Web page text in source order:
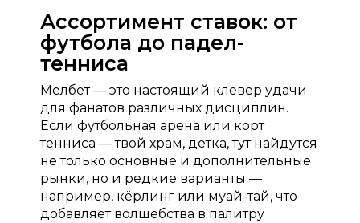
Ассортимент ставок: от
футбола до падел-
тенниса
Мелбет — это настоящий клевер удачи
для фанатов различных дисциплин.
Если футбольная арена или корт
тенниса — твой храм, детка, тут найдутся
не только основные и дополнительные
рынки, но и редкие варианты —
например, кёрлинг или муай-тай, что
добавляет волшебства в палитру